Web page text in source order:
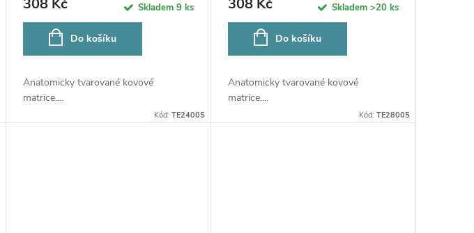
308 Kč Skladem 9 ks
Do košíku
Anatomicky tvarované kovové
matrice....
Kód: TE24005
308 Kč Skladem >20 ks
Do košíku
Anatomicky tvarované kovové
matrice....
Kód: TE28005